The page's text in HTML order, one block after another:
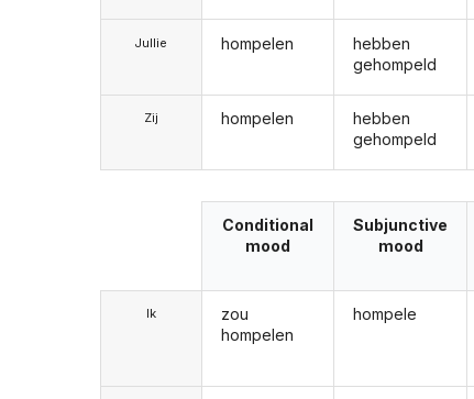
Jullie
Zij
hompelen
hompelen
hebben
gehompeld
hebben
gehompeld
Ik
Conditional
mood
zou
hompelen
Subjunctive
mood
hompele